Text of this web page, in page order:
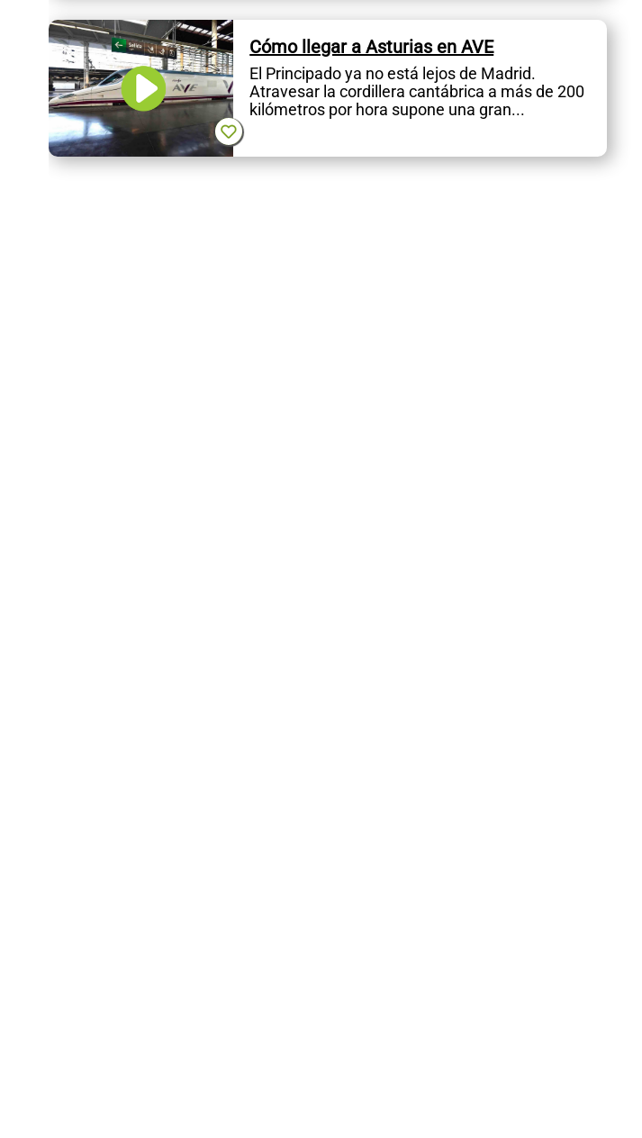
Cómo llegar a Asturias en AVE
El Principado ya no está lejos de Madrid.
Atravesar la cordillera cantábrica a más de 200
kilómetros por hora supone una gran...